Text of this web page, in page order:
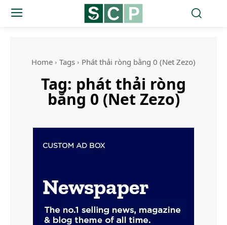
Home Tags Phát thải ròng bằng 0 (Net Zezo)
Tag: phát thải ròng
bằng 0 (Net Zezo)